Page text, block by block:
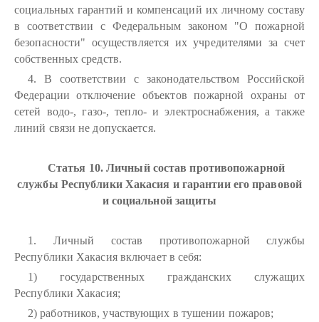
социальных гарантий и компенсаций их личному составу
в соответствии с Федеральным законом "О пожарной
безопасности" осуществляется их учредителями за счет
собственных средств.
4. В соответствии с законодательством Российской
Федерации отключение объектов пожарной охраны от
сетей водо-, газо-, тепло- и электроснабжения, а также
линий связи не допускается.
Статья 10. Личный состав противопожарной
службы Республики Хакасия и гарантии его правовой
и социальной защиты
1. Личный состав противопожарной службы
Республики Хакасия включает в себя:
1) государственных гражданских служащих
Республики Хакасия;
2) работников, участвующих в тушении пожаров;